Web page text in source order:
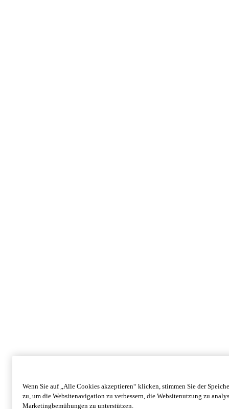
Wenn Sie auf „Alle Cookies akzeptieren“ klicken, stimmen Sie der
zu, um die Websitenavigation zu verbessern, die Websitenutzung zu
Marketingbemühungen zu unterstützen.